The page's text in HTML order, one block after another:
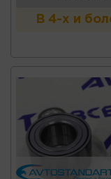
В 4-х и